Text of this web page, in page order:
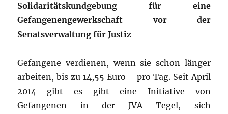
Solidaritätskundgebung für eine
Gefangenengewerkschaft vor der
Senatsverwaltung für Justiz
Gefangene verdienen, wenn sie schon länger
arbeiten, bis zu 14,55 Euro – pro Tag. Seit April
2014 gibt es gibt eine Initiative von
Gefangenen in der JVA Tegel, sich